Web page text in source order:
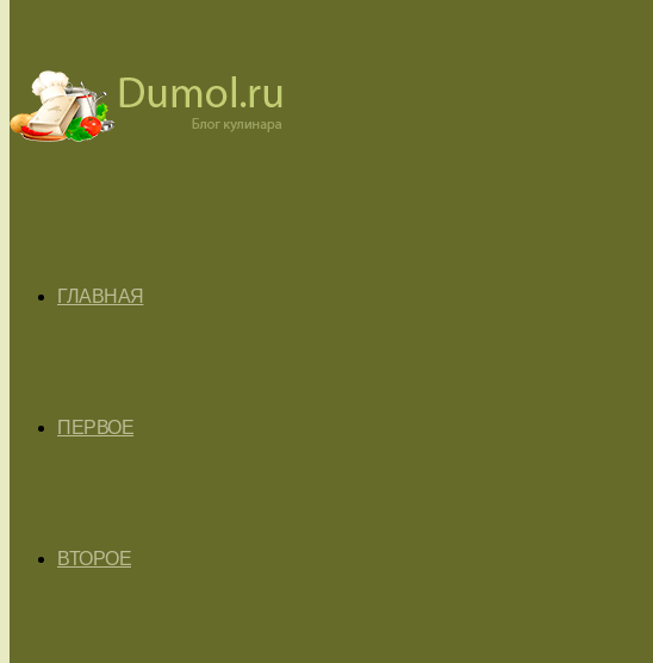
ГЛАВНАЯ
ПЕРВОЕ
ВТОРОЕ